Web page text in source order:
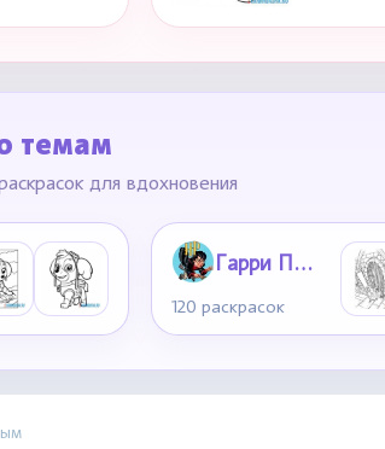
темам
для вдохновения
Гарри Поттер
120 раскрасок